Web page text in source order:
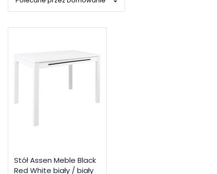
Stół Assen Meble Black
Red White biały / biały